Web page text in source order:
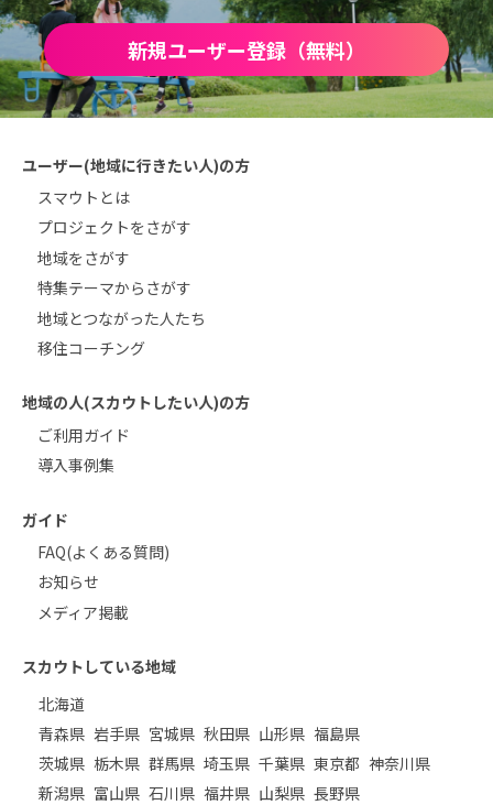
新規ユーザー登録（無料）
ユーザー(地域に行きたい人)の方
スマウトとは
プロジェクトをさがす
地域をさがす
特集テーマからさがす
地域とつながった人たち
移住コーチング
地域の人(スカウトしたい人)の方
ご利用ガイド
導入事例集
ガイド
FAQ(よくある質問)
お知らせ
メディア掲載
スカウトしている地域
北海道
青森県 岩手県 宮城県 秋田県 山形県 福島県
茨城県 栃木県 群馬県 埼玉県 千葉県 東京都 神奈川県
新潟県 富山県 石川県 福井県 山梨県 長野県